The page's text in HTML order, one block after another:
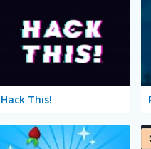
Hack This!